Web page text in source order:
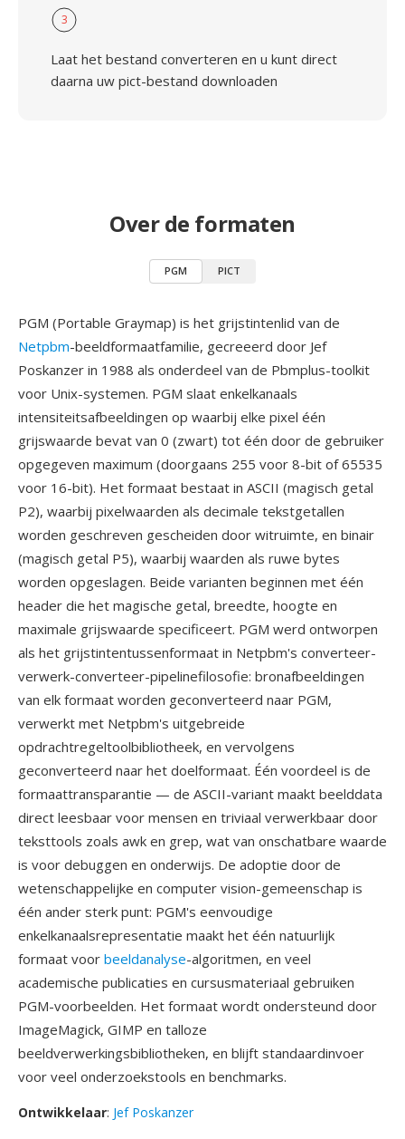
3
Laat het bestand converteren en u kunt direct
daarna uw pict-bestand downloaden
Over de formaten
PGM PICT
PGM (Portable Graymap) is het grijstintenlid van de
Netpbm-beeldformaatfamilie, gecreeerd door Jef
Poskanzer in 1988 als onderdeel van de Pbmplus-toolkit
voor Unix-systemen. PGM slaat enkelkanaals
intensiteitsafbeeldingen op waarbij elke pixel één
grijswaarde bevat van 0 (zwart) tot één door de gebruiker
opgegeven maximum (doorgaans 255 voor 8-bit of 65535
voor 16-bit). Het formaat bestaat in ASCII (magisch getal
P2), waarbij pixelwaarden als decimale tekstgetallen
worden geschreven gescheiden door witruimte, en binair
(magisch getal P5), waarbij waarden als ruwe bytes
worden opgeslagen. Beide varianten beginnen met één
header die het magische getal, breedte, hoogte en
maximale grijswaarde specificeert. PGM werd ontworpen
als het grijstintentussenformaat in Netpbm's converteer-
verwerk-converteer-pipelinefilosofie: bronafbeeldingen
van elk formaat worden geconverteerd naar PGM,
verwerkt met Netpbm's uitgebreide
opdrachtregeltoolbibliotheek, en vervolgens
geconverteerd naar het doelformaat. Één voordeel is de
formaattransparantie — de ASCII-variant maakt beelddata
direct leesbaar voor mensen en triviaal verwerkbaar door
teksttools zoals awk en grep, wat van onschatbare waarde
is voor debuggen en onderwijs. De adoptie door de
wetenschappelijke en computer vision-gemeenschap is
één ander sterk punt: PGM's eenvoudige
enkelkanaalsrepresentatie maakt het één natuurlijk
formaat voor beeldanalyse-algoritmen, en veel
academische publicaties en cursusmateriaal gebruiken
PGM-voorbeelden. Het formaat wordt ondersteund door
ImageMagick, GIMP en talloze
beeldverwerkingsbibliotheken, en blijft standaardinvoer
voor veel onderzoekstools en benchmarks.
Ontwikkelaar: Jef Poskanzer